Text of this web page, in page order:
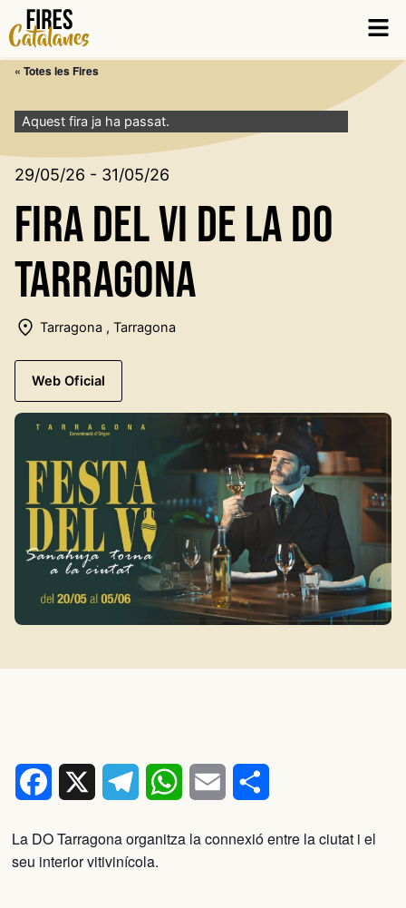
« Totes les Fires
Aquest fira ja ha passat.
29/05/26 - 31/05/26
Fira del Vi de la DO
Tarragona
Tarragona , Tarragona
Web Oficial
Facebook TelegramWhatsApp
Email
La DO Tarragona organitza la connexió entre la ciutat i el
seu interior vitivinícola.